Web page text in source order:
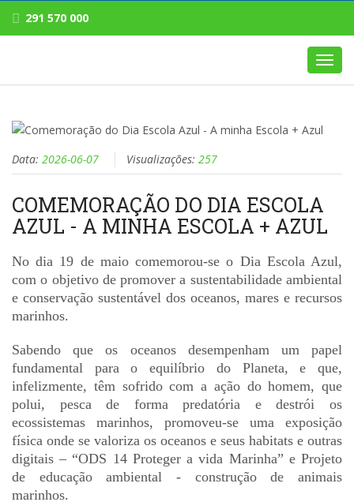
291 570 000
Data: 2026-06-07 Visualizações: 257
COMEMORAÇÃO DO DIA ESCOLA
AZUL - A MINHA ESCOLA + AZUL
No dia 19 de maio comemorou-se o Dia Escola Azul,
com o objetivo de promover a sustentabilidade ambiental
e conservação sustentável dos oceanos, mares e recursos
marinhos.
Sabendo que os oceanos desempenham um papel
fundamental para o equilíbrio do Planeta, e que,
infelizmente, têm sofrido com a ação do homem, que
polui, pesca de forma predatória e destrói os
ecossistemas marinhos, promoveu-se uma exposição
física onde se valoriza os oceanos e seus habitats e outras
digitais – “ODS 14 Proteger a vida Marinha” e Projeto
de educação ambiental - construção de animais
marinhos.